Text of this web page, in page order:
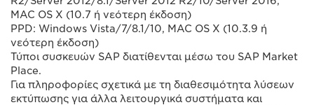
MAC OS X (10.7 ή νεότερη έκδοση)
PPD: Windows Vista/7/8.1/10, MAC OS X (10.3.9 ή
νεότερη έκδοση)
Τύποι συσκευών SAP διατίθενται μέσω του SAP Market
Place.
Για πληροφορίες σχετικά με τη διαθεσιμότητα λύσεων
εκτύπωσης για άλλα λειτουργικά συστήματα και